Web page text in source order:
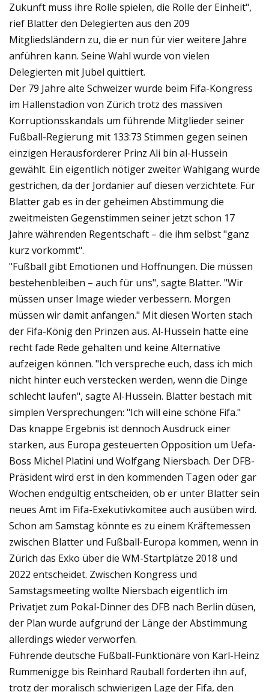
Zukunft muss ihre Rolle spielen, die Rolle der Einheit",
rief Blatter den Delegierten aus den 209
Mitgliedsländern zu, die er nun für vier weitere Jahre
anführen kann. Seine Wahl wurde von vielen
Delegierten mit Jubel quittiert.
Der 79 Jahre alte Schweizer wurde beim Fifa-Kongress
im Hallenstadion von Zürich trotz des massiven
Korruptionsskandals um führende Mitglieder seiner
Fußball-Regierung mit 133:73 Stimmen gegen seinen
einzigen Herausforderer Prinz Ali bin al-Hussein
gewählt. Ein eigentlich nötiger zweiter Wahlgang wurde
gestrichen, da der Jordanier auf diesen verzichtete. Für
Blatter gab es in der geheimen Abstimmung die
zweitmeisten Gegenstimmen seiner jetzt schon 17
Jahre währenden Regentschaft – die ihm selbst "ganz
kurz vorkommt".
"Fußball gibt Emotionen und Hoffnungen. Die müssen
bestehenbleiben – auch für uns", sagte Blatter. "Wir
müssen unser Image wieder verbessern. Morgen
müssen wir damit anfangen." Mit diesen Worten stach
der Fifa-König den Prinzen aus. Al-Hussein hatte eine
recht fade Rede gehalten und keine Alternative
aufzeigen können. "Ich verspreche euch, dass ich mich
nicht hinter euch verstecken werden, wenn die Dinge
schlecht laufen", sagte Al-Hussein. Blatter bestach mit
simplen Versprechungen: "Ich will eine schöne Fifa."
Das knappe Ergebnis ist dennoch Ausdruck einer
starken, aus Europa gesteuerten Opposition um Uefa-
Boss Michel Platini und Wolfgang Niersbach. Der DFB-
Präsident wird erst in den kommenden Tagen oder gar
Wochen endgültig entscheiden, ob er unter Blatter sein
neues Amt im Fifa-Exekutivkomitee auch ausüben wird.
Schon am Samstag könnte es zu einem Kräftemessen
zwischen Blatter und Fußball-Europa kommen, wenn in
Zürich das Exko über die WM-Startplätze 2018 und
2022 entscheidet. Zwischen Kongress und
Samstagsmeeting wollte Niersbach eigentlich im
Privatjet zum Pokal-Dinner des DFB nach Berlin düsen,
der Plan wurde aufgrund der Länge der Abstimmung
allerdings wieder verworfen.
Führende deutsche Fußball-Funktionäre von Karl-Heinz
Rummenigge bis Reinhard Rauball forderten ihn auf,
trotz der moralisch schwierigen Lage der Fifa, den